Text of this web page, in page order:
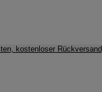
kostenloser Rückversand